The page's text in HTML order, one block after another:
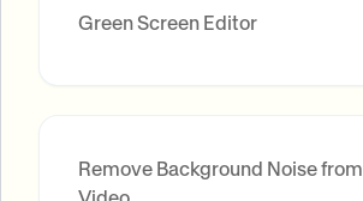
Green Screen Editor
Remove Background Noise from